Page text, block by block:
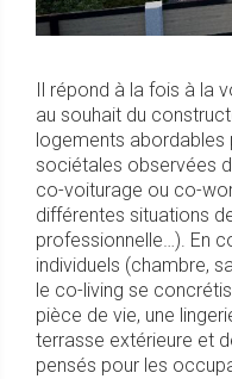
Il répond à la fois à la
au souhait du
logements abordables
sociétales observées
co-voiturage ou co-
différentes situations
professionnelle…). En
individuels (chambre,
le co-living se
pièce de vie, une
terrasse extérieure et
pensés pour les